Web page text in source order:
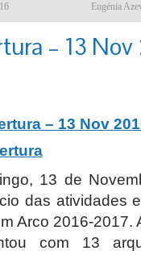
Eugénia
– 13
– 13 Nov
13 de
das atividades
Arco 2016-2017.
com 13